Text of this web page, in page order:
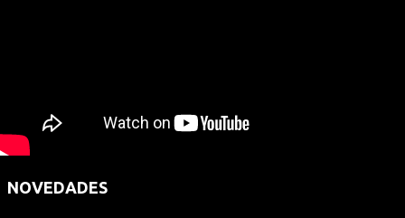
NOVEDADES